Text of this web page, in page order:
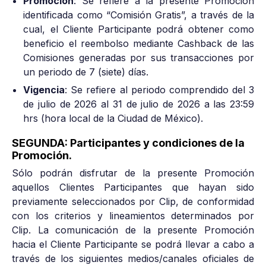
identificada como “Comisión Gratis”, a través de la
cual, el Cliente Participante podrá obtener como
beneficio el reembolso mediante Cashback de las
Comisiones generadas por sus transacciones por
un periodo de 7 (siete) días.
Vigencia: Se refiere al periodo comprendido del 3
de julio de 2026 al 31 de julio de 2026 a las 23:59
hrs (hora local de la Ciudad de México).
SEGUNDA: Participantes y condiciones de la
Promoción.
Sólo podrán disfrutar de la presente Promoción
aquellos Clientes Participantes que hayan sido
previamente seleccionados por Clip, de conformidad
con los criterios y lineamientos determinados por
Clip. La comunicación de la presente Promoción
hacia el Cliente Participante se podrá llevar a cabo a
través de los siguientes medios/canales oficiales de